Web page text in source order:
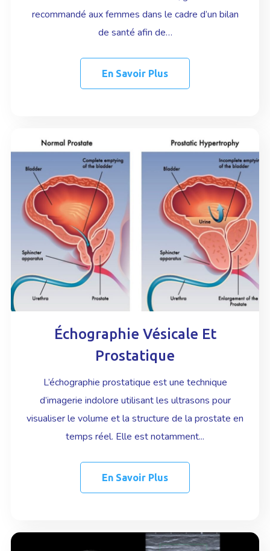
recommandé aux femmes dans le cadre d’un bilan
de santé afin de…
En Savoir Plus
Échographie Vésicale Et
Prostatique
L’échographie prostatique est une technique
d’imagerie indolore utilisant les ultrasons pour
visualiser le volume et la structure de la prostate en
temps réel. Elle est notamment...
En Savoir Plus